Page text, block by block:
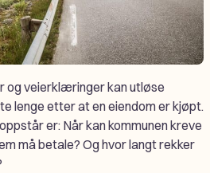
og veierklæringer kan utløse
lenge etter at en eiendom er kjøpt.
er: Når kan kommunen kreve
må betale? Og hvor langt rekker